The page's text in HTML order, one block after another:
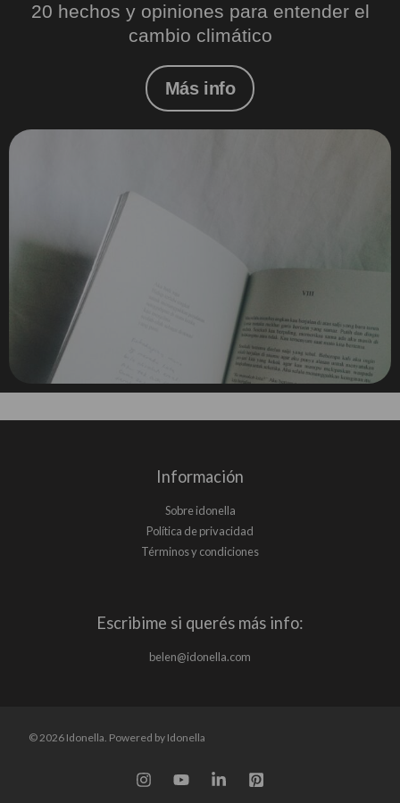
20 hechos y opiniones para entender el
cambio climático
Más info
Información
Sobre idonella
Política de privacidad
Términos y condiciones
Escribime si querés más info:
belen@idonella.com
© 2026 Idonella. Powered by Idonella